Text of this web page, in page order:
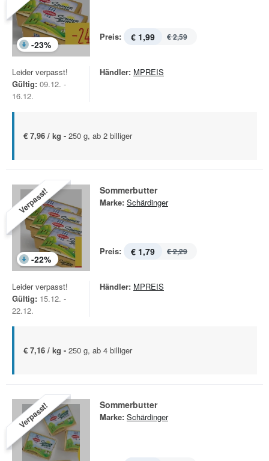
-23%
Preis: € 1,99 € 2,59
Leider verpasst!
Gültig: 09.12. -
16.12.
Händler: MPREIS
€ 7,96 / kg - 250 g, ab 2 billiger
Verpasst!
-22%
Sommerbutter
Marke: Schärdinger
Preis: € 1,79 € 2,29
Leider verpasst!
Gültig: 15.12. -
22.12.
Händler: MPREIS
€ 7,16 / kg - 250 g, ab 4 billiger
Verpasst! Sommerbutter
Marke: Schärdinger